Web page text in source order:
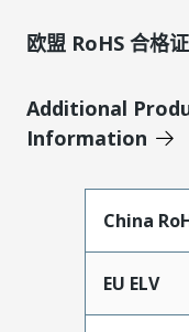
欧盟 RoHS 合格
Additional
Information
China
EU ELV